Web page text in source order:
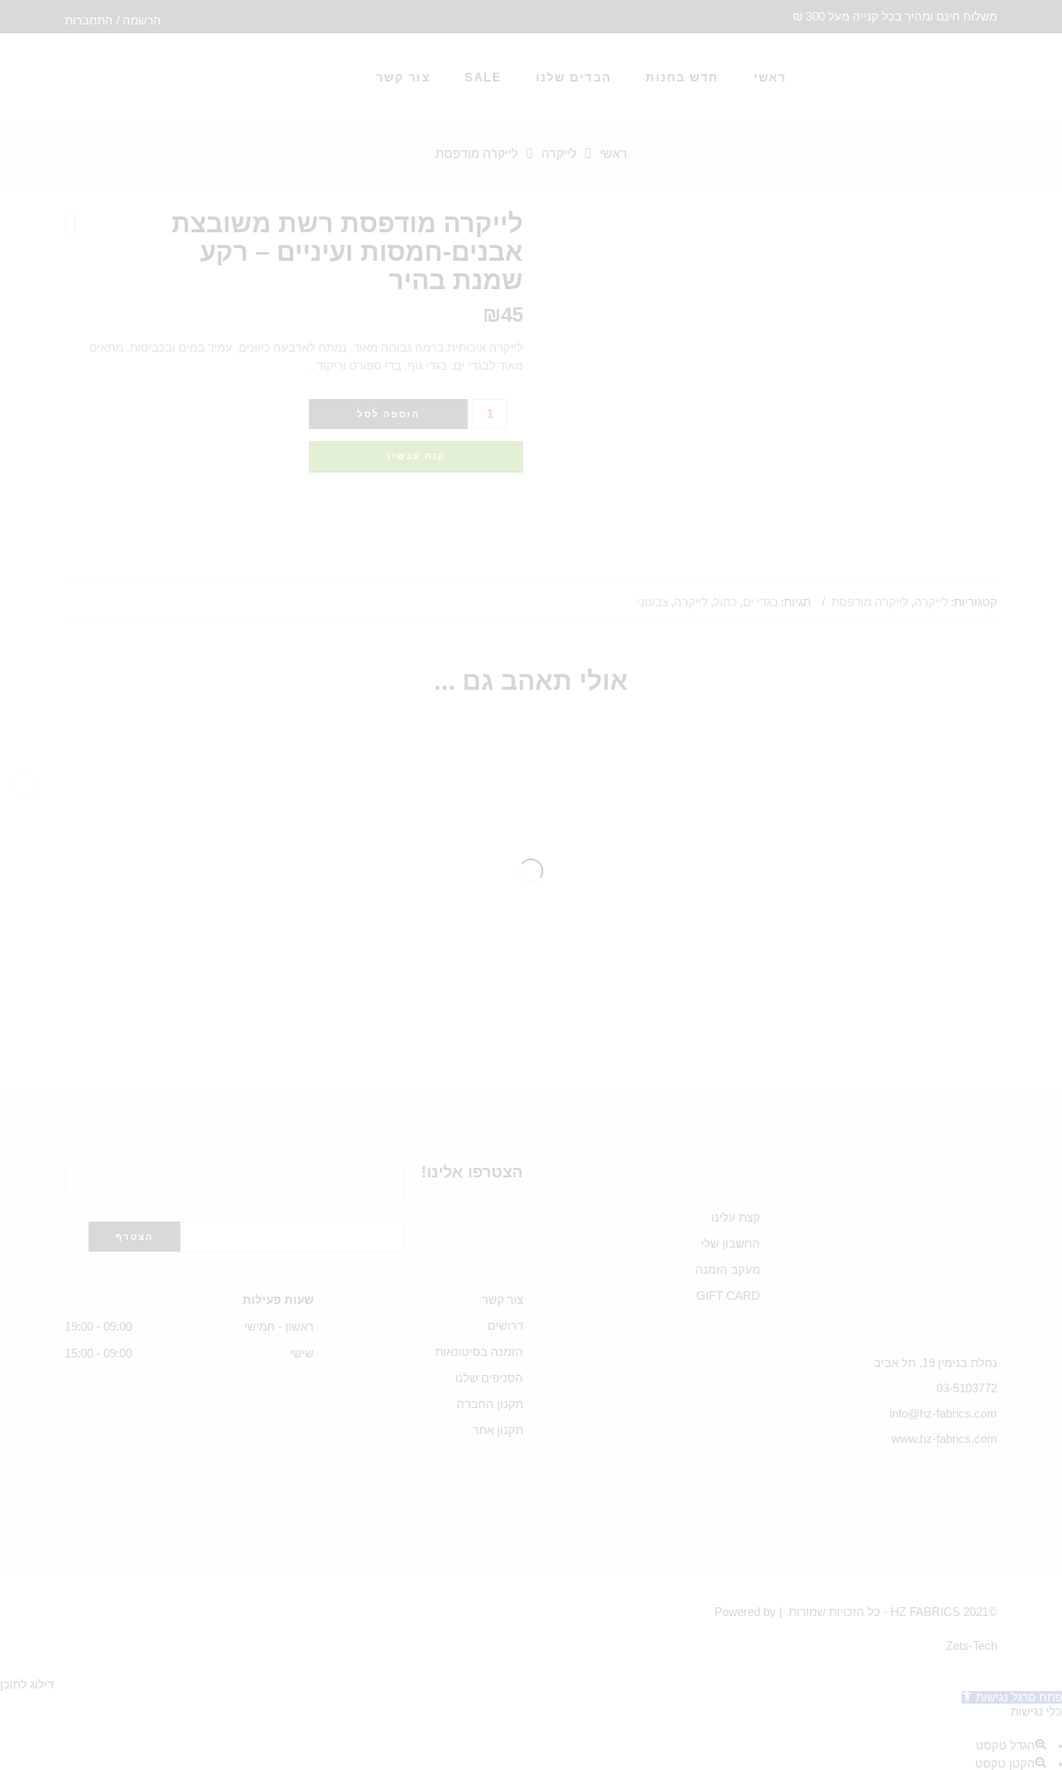
משלוח חינם ומהיר בכל קנייה מעל 300 ₪ הרשמה / התחברות
ראשי חדש בחנות הבדים שלנו SALE צור קשר
ראשי לייקרה לייקרה מודפסת
לייקרה מודפסת רשת משובצת
אבנים-חמסות ועיניים – רקע
שמנת בהיר
₪45
לייקרה איכותית ברמה גבוהה מאוד, נמתח לארבעה כיוונים, עמיד במים ובכביסות. מתאים
מאוד לבגדי ים, בגדי גוף, בדי ספורט וריקוד .
הוספה לסל
קנה עכשיו
קטגוריות: לייקרה, לייקרה מודפסת תגיות: בגדי ים, כחול, לייקרה, צבעוני
אולי תאהב גם ...
נחלת בנימין 19, תל אביב
03-5103772
info@hz-fabrics.com
www.hz-fabrics.com
קצת עלינו
החשבון שלי
מעקב הזמנה
GIFT CARD
הצטרפו אלינו!
צור קשר
דרושים
הזמנה בסיטונאות
הסניפים שלנו
תקנון החברה
תקנון אתר
שעות פעילות
ראשון - חמישי 09:00 - 19:00
שישי 09:00 - 15:00
©HZ FABRICS 2021 - כל הזכויות שמורות | Powered by
Zets-Tech
דילוג לתוכן
פתח סרגל נגישות
כלי נגישות
הגדל טקסט
הקטן טקסט